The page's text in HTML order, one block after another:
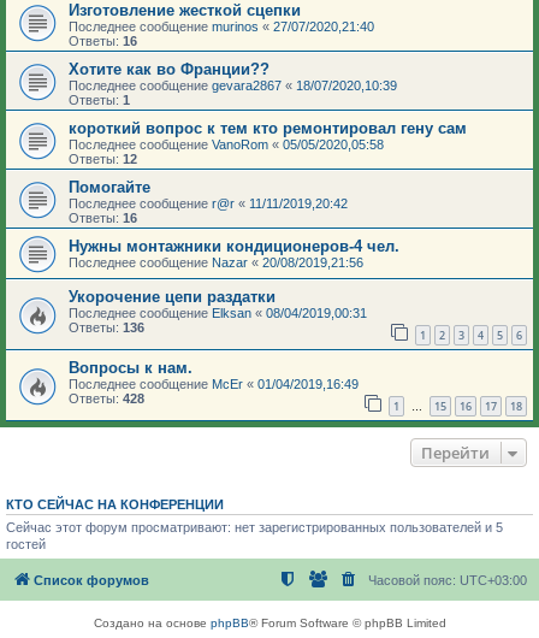
Изготовление жесткой сцепки
Последнее сообщение murinos « 27/07/2020,21:40
Ответы: 16
Хотите как во Франции??
Последнее сообщение gevara2867 « 18/07/2020,10:39
Ответы: 1
короткий вопрос к тем кто ремонтировал гену сам
Последнее сообщение VanoRom « 05/05/2020,05:58
Ответы: 12
Помогайте
Последнее сообщение r@r « 11/11/2019,20:42
Ответы: 16
Нужны монтажники кондиционеров-4 чел.
Последнее сообщение Nazar « 20/08/2019,21:56
Укорочение цепи раздатки
Последнее сообщение Elksan « 08/04/2019,00:31
Ответы: 136 1 2 3 4 5 6
Вопросы к нам.
Последнее сообщение McEr « 01/04/2019,16:49
Ответы: 428 1 … 15 16 17 18
Перейти
КТО СЕЙЧАС НА КОНФЕРЕНЦИИ
Сейчас этот форум просматривают: нет зарегистрированных пользователей и 5
гостей
Список форумов Часовой пояс: UTC+03:00
Создано на основе phpBB® Forum Software © phpBB Limited